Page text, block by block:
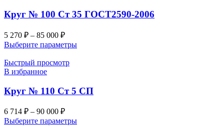
Круг № 100 Ст 35 ГОСТ2590-2006
5 270 ₽ – 85 000 ₽
Выберите параметры
Быстрый просмотр
В избранное
Круг № 110 Ст 5 СП
6 714 ₽ – 90 000 ₽
Выберите параметры